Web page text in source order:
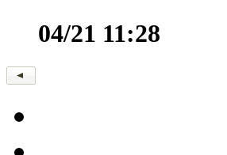
04/21 11:28